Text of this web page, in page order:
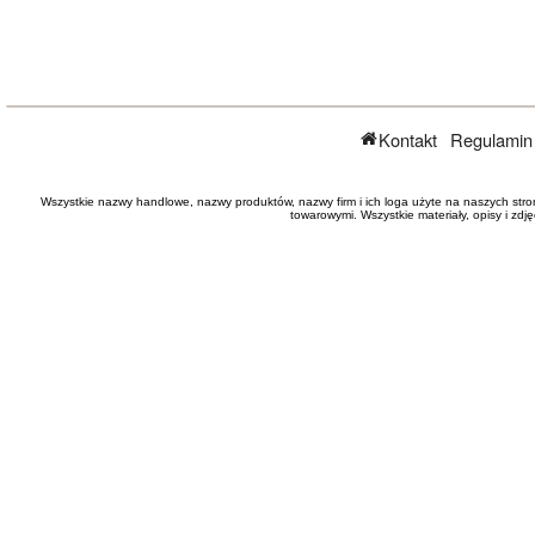
Kontakt
Wszystkie nazwy handlowe, nazwy produktów, nazwy firm i ich loga użyte na naszych
towarowymi. Wszystkie materiały, opisy i